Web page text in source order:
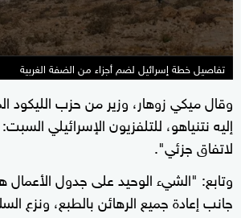
تفاصيل خطة إسرائيل لضم أجزاء من الضفة الغربية
وقال ميكي زوهار، وزير من حزب الليكود
إليه نتنياهو، للتلفزيون الإسرائيلي
لاتفاق جزئي".
وتابع: "الشيء الوحيد على جدول الأعمال
جانب إعادة جميع الرهائن بالطبع، ونزع